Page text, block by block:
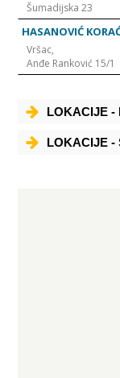
Šumadijska 23
HASANOVIĆ
Vršac,
Anđe Ranković 15/1
LOKACIJE -
LOKACIJE -